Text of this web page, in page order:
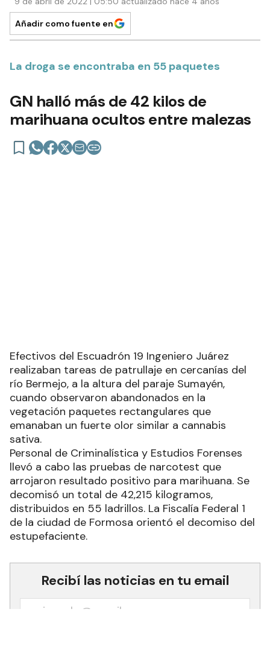
Añadir como fuente en
La droga se encontraba en 55 paquetes
GN halló más de 42 kilos de
marihuana ocultos entre malezas
río Bermejo, a la altura del paraje Sumayén,
cuando observaron abandonados en la
vegetación paquetes rectangulares que
emanaban un fuerte olor similar a cannabis
sativa.
Personal de Criminalística y Estudios Forenses
llevó a cabo las pruebas de narcotest que
arrojaron resultado positivo para marihuana. Se
decomisó un total de 42,215 kilogramos,
distribuidos en 55 ladrillos. La Fiscalía Federal 1
de la ciudad de Formosa orientó el decomiso del
estupefaciente.